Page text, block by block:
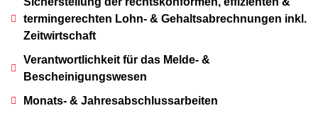
termingerechten Lohn- & Gehaltsabrechnungen inkl.
Zeitwirtschaft
Verantwortlichkeit für das Melde- &
Bescheinigungswesen
Monats- & Jahresabschlussarbeiten